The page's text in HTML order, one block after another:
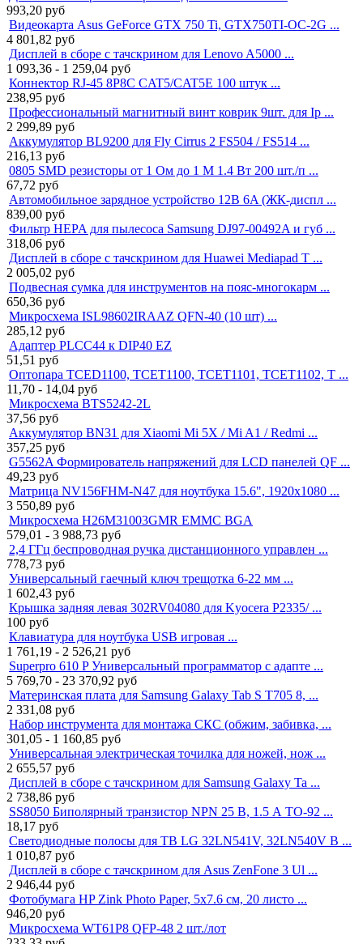
993,20 руб
Видеокарта Asus GeForce GTX 750 Ti, GTX750TI-OC-2G ...
4 801,82 руб
Дисплей в сборе с тачскрином для Lenovo A5000 ...
1 093,36 - 1 259,04 руб
Коннектор RJ-45 8P8C CAT5/CAT5E 100 штук ...
238,95 руб
Профессиональный магнитный винт коврик 9шт. для Ip ...
2 299,89 руб
Аккумулятор BL9200 для Fly Cirrus 2 FS504 / FS514 ...
216,13 руб
0805 SMD резисторы от 1 Ом до 1 М 1.4 Вт 200 шт./п ...
67,72 руб
Автомобильное зарядное устройство 12В 6A (ЖК-диспл ...
839,00 руб
Фильтр HEPA для пылесоса Samsung DJ97-00492A и губ ...
318,06 руб
Дисплей в сборе с тачскрином для Huawei Mediapad T ...
2 005,02 руб
Подвесная сумка для инструментов на пояс-многокарм ...
650,36 руб
Микросхема ISL98602IRAAZ QFN-40 (10 шт) ...
285,12 руб
Адаптер PLCC44 к DIP40 EZ
51,51 руб
Оптопара TCED1100, TCET1100, TCET1101, TCET1102, T ...
11,70 - 14,04 руб
Микросхема BTS5242-2L
37,56 руб
Аккумулятор BN31 для Xiaomi Mi 5X / Mi A1 / Redmi ...
357,25 руб
G5562A Формирователь напряжений для LCD панелей QF ...
49,23 руб
Матрица NV156FHM-N47 для ноутбука 15.6", 1920x1080 ...
3 550,89 руб
Микросхема H26M31003GMR EMMC BGA
579,01 - 3 988,73 руб
2,4 ГГц беспроводная ручка дистанционного управлен ...
778,73 руб
Универсальный гаечный ключ трещотка 6-22 мм ...
1 602,43 руб
Крышка задняя левая 302RV04080 для Kyocera P2335/ ...
100 руб
Клавиатура для ноутбука USB игровая ...
1 761,19 - 2 526,21 руб
Superpro 610 P Универсальный программатор с адапте ...
5 769,70 - 23 370,92 руб
Материнская плата для Samsung Galaxy Tab S T705 8, ...
2 331,08 руб
Набор инструмента для монтажа СКС (обжим, забивка, ...
301,05 - 1 160,85 руб
Универсальная электрическая точилка для ножей, нож ...
2 655,57 руб
Дисплей в сборе с тачскрином для Samsung Galaxy Ta ...
2 738,86 руб
SS8050 Биполярный транзистор NPN 25 В, 1.5 А TO-92 ...
18,17 руб
Светодиодные полосы для ТВ LG 32LN541V, 32LN540V B ...
1 010,87 руб
Дисплей в сборе с тачскрином для Asus ZenFone 3 Ul ...
2 946,44 руб
Фотобумага HP Zink Photo Paper, 5x7.6 см, 20 листо ...
946,20 руб
Микросхема WT61P8 QFP-48 2 шт./лот